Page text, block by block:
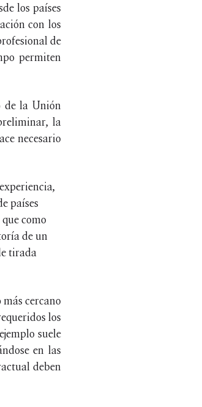
los países
con los
de
permiten
de la Unión
la
necesario
países
como
de un
tirada
más cercano
los
suele
en las
deben